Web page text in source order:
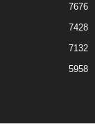
7676
7428
7132
5958